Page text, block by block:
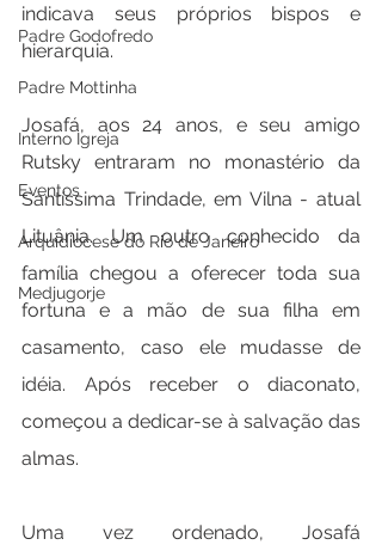
Padre Godofredo
Padre Mottinha
Interno Igreja
Eventos
Arquidiocese do Rio de Janeiro
Medjugorje
indicava seus próprios bispos e
hierarquia.
Josafá, aos 24 anos, e seu amigo
Rutsky entraram no monastério da
Santíssima Trindade, em Vilna - atual
Lituânia. Um outro conhecido da
família chegou a oferecer toda sua
fortuna e a mão de sua filha em
casamento, caso ele mudasse de
idéia. Após receber o diaconato,
começou a dedicar-se à salvação das
almas.
Uma vez ordenado, Josafá